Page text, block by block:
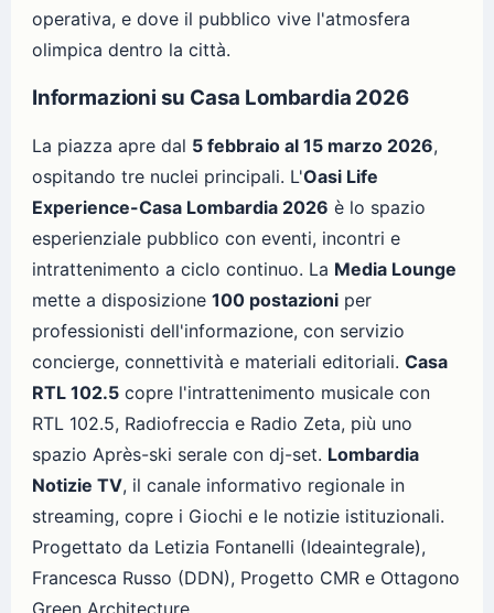
operativa, e dove il pubblico vive l'atmosfera
olimpica dentro la città.
Informazioni su Casa Lombardia 2026
La piazza apre dal 5 febbraio al 15 marzo 2026,
ospitando tre nuclei principali. L'Oasi Life
Experience-Casa Lombardia 2026 è lo spazio
esperienziale pubblico con eventi, incontri e
intrattenimento a ciclo continuo. La Media Lounge
mette a disposizione 100 postazioni per
professionisti dell'informazione, con servizio
concierge, connettività e materiali editoriali. Casa
RTL 102.5 copre l'intrattenimento musicale con
RTL 102.5, Radiofreccia e Radio Zeta, più uno
spazio Après-ski serale con dj-set. Lombardia
Notizie TV, il canale informativo regionale in
streaming, copre i Giochi e le notizie istituzionali.
Progettato da Letizia Fontanelli (Ideaintegrale),
Francesca Russo (DDN), Progetto CMR e Ottagono